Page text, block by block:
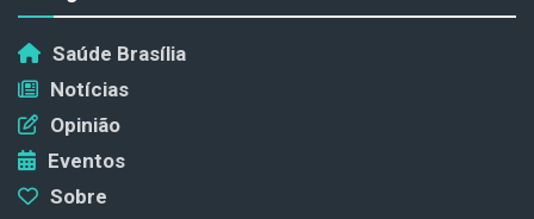
Saúde Brasília
Notícias
Opinião
Eventos
Sobre